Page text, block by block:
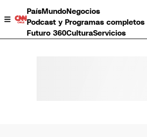
PaísMundoNegocios
Podcast y Programas completos
Futuro 360CulturaServicios